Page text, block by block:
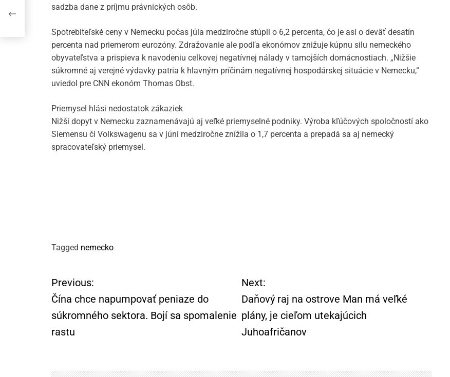
sadzba dane z príjmu právnických osôb.
Spotrebiteľské ceny v Nemecku počas júla medziročne stúpli o 6,2 percenta, čo je asi o deväť desatín
percenta nad priemerom eurozóny. Zdražovanie ale podľa ekonómov znižuje kúpnu silu nemeckého
obyvateľstva a prispieva k navodeniu celkovej negatívnej nálady v tamojších domácnostiach. „Nižšie
súkromné ​​aj verejné výdavky patria k hlavným príčinám negatívnej hospodárskej situácie v Nemecku,“
uviedol pre CNN ekonóm Thomas Obst.
Priemysel hlási nedostatok zákaziek
Nižší dopyt v Nemecku zaznamenávajú aj veľké priemyselné podniky. Výroba kľúčových spoločností ako
Siemensu či Volkswagenu sa v júni medziročne znížila o 1,7 percenta a prepadá sa aj nemecký
spracovateľský priemysel.
Tagged nemecko
N
a
v
Previous:
Čína chce napumpovať peniaze do
súkromného sektora. Bojí sa spomalenie
rastu
Next:
Daňový raj na ostrove Man má veľké
plány, je cieľom utekajúcich
Juhoafričanov